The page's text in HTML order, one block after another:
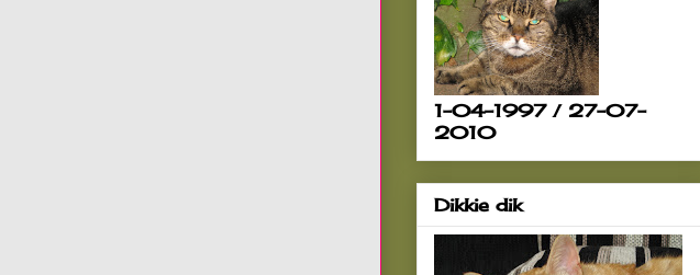
1-04-1997 / 27-07-
2010
Dikkie dik